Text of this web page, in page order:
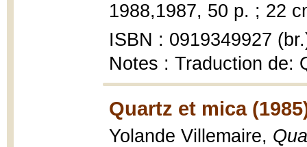
1988,1987, 50 p. ; 22
ISBN : 0919349927
Notes : Traduction de:
Quartz et mica
Yolande Villemaire,